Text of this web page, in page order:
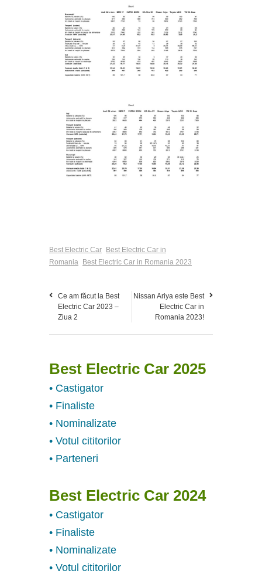
Best Electric Car Best Electric Car in
Romania Best Electric Car in Romania 2023
Ce am făcut la Best
Electric Car 2023 –
Ziua 2
Nissan Ariya este Best
Electric Car in
Romania 2023!
Best Electric Car 2025
• Castigator
• Finaliste
• Nominalizate
• Votul cititorilor
• Parteneri
Best Electric Car 2024
• Castigator
• Finaliste
• Nominalizate
• Votul cititorilor